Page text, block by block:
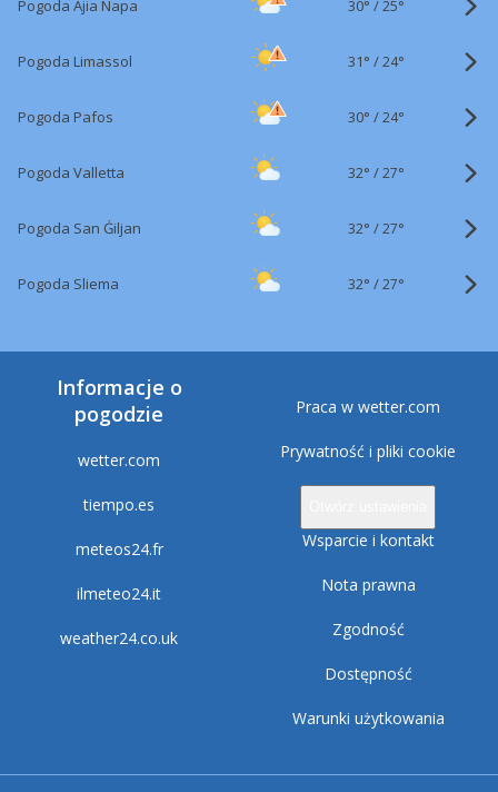
Pogoda Ajia Napa 30° /25°
Pogoda Limassol 31° /24°
Pogoda Pafos 30° /24°
Pogoda Valletta 32° /27°
Pogoda San Ġiljan 32° /27°
Pogoda Sliema 32° /27°
Informacje o
pogodzie
wetter.com
tiempo.es
meteos24.fr
ilmeteo24.it
weather24.co.uk
Praca w wetter.com
Prywatność i pliki cookie
Wsparcie i kontakt
Nota prawna
Zgodność
Dostępność
Warunki użytkowania